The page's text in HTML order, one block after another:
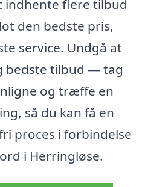
indhente flere tilbud
den bedste pris,
service. Undgå at
bedste tilbud — tag
og træffe en
så du kan få en
proces i forbindelse
i Herringløse.